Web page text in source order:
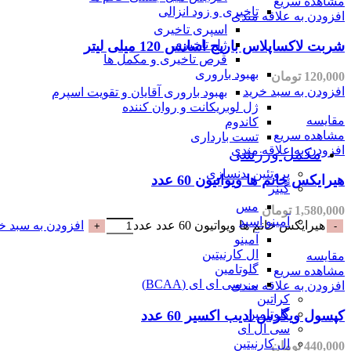
تاخیری و زود انزالی
اسپری تاخیری
ژل تاخیری
قرص تاخیری و مکمل ها
بهبود باروری
بهبود باروری آقایان و تقویت اسپرم
ژل لوبریکانت و روان کننده
کاندوم
تست بارداری
مکمل ورزشی
پروتئین بدنسازی
گینر
مس
آمینو اسید
آمینو
ال کارنیتین
گلوتامین
بی سی ای ای (BCAA)
کراتین
گلوتامین
سی ال ای
ال کارنیتین
افزودن به علاقه مندی
شربت لاکساپلاس باریج اسانس 120 میلی لیتر
120,000 تومان
افزودن به سبد خرید
مقایسه
مشاهده سریع
افزودن به علاقه مندی
هیرایکس خانم ها ویواتیون 60 عدد
1,580,000 تومان
هیرایکس خانم ها ویواتیون 60 عدد عدد
افزودن به سبد
مقایسه
مشاهده سریع
افزودن به علاقه مندی
کپسول ویگرس ادیب اکسیر 60 عدد
440,000 تومان